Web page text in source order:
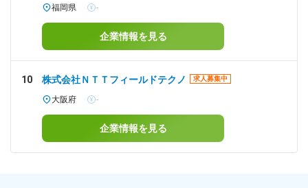
福岡県 -
企業情報を見る
10 株式会社ＮＴＴフィールドテクノ 求人募集中
大阪府 -
企業情報を見る